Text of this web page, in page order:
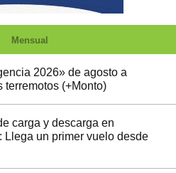
Mensual
2026» de agosto a
terremotos (+Monto)
carga y descarga en
Llega un primer vuelo desde